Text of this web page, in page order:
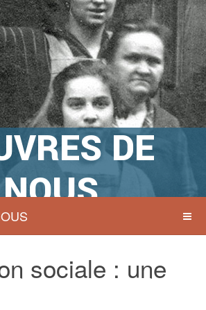
DE
NOUS
à Namur hier et
aujourd’hui
sociale : une